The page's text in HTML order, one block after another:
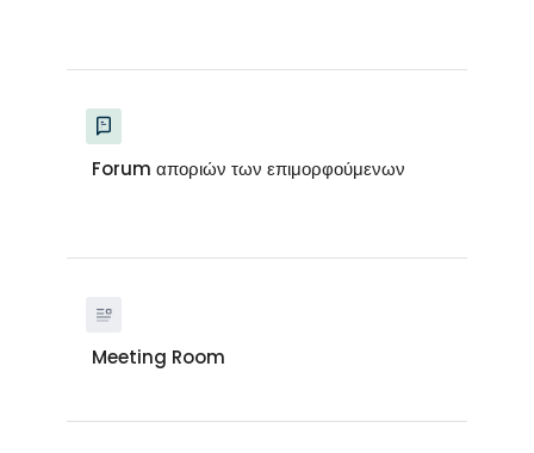
Forum αποριών των επιμορφούμενων
Meeting Room